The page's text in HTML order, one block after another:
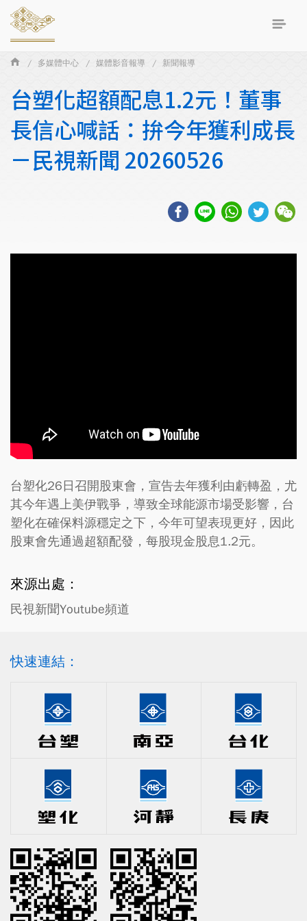
多媒體中心 媒體影音報導 新聞報導
台塑化超額配息1.2元！董事
長信心喊話：拚今年獲利成長
－民視新聞 20260526
台塑化26日召開股東會，宣告去年獲利由虧轉盈，尤
其今年遇上美伊戰爭，導致全球能源市場受影響，台
塑化在確保料源穩定之下，今年可望表現更好，因此
股東會先通過超額配發，每股現金股息1.2元。
來源出處：
民視新聞Youtube頻道
快速連結：